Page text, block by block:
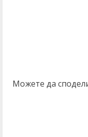
Можете да